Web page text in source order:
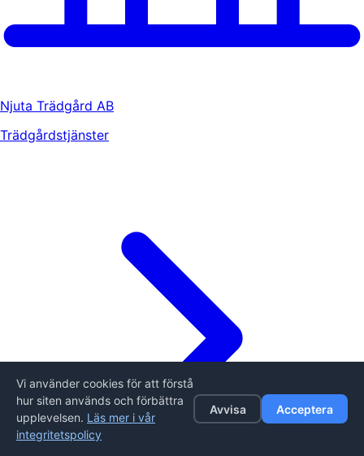
Njuta Trädgård AB
Trädgårdstjänster
Vi använder cookies för att förstå
hur siten används och förbättra
upplevelsen. Läs mer i vår
integritetspolicy
Avvisa Acceptera